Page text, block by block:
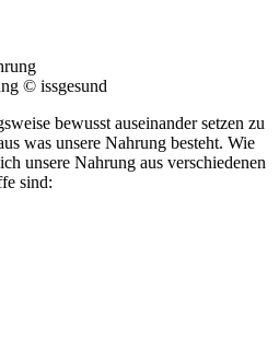
© issgesund
bewusst auseinander setzen zu
was unsere Nahrung besteht. Wie
unsere Nahrung aus verschiedenen
sind: